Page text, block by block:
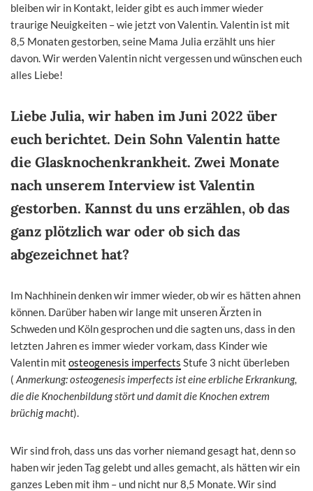
bleiben wir in Kontakt, leider gibt es auch immer wieder
traurige Neuigkeiten – wie jetzt von Valentin. Valentin ist mit
8,5 Monaten gestorben, seine Mama Julia erzählt uns hier
davon. Wir werden Valentin nicht vergessen und wünschen euch
alles Liebe!
Liebe Julia, wir haben im Juni 2022 über
euch berichtet. Dein Sohn Valentin hatte
die Glasknochenkrankheit. Zwei Monate
nach unserem Interview ist Valentin
gestorben. Kannst du uns erzählen, ob das
ganz plötzlich war oder ob sich das
abgezeichnet hat?
Im Nachhinein denken wir immer wieder, ob wir es hätten ahnen
können. Darüber haben wir lange mit unseren Ärzten in
Schweden und Köln gesprochen und die sagten uns, dass in den
letzten Jahren es immer wieder vorkam, dass Kinder wie
Valentin mit osteogenesis imperfects Stufe 3 nicht überleben
( Anmerkung: osteogenesis imperfects ist eine erbliche Erkrankung,
die die Knochenbildung stört und damit die Knochen extrem
brüchig macht).
Wir sind froh, dass uns das vorher niemand gesagt hat, denn so
haben wir jeden Tag gelebt und alles gemacht, als hätten wir ein
ganzes Leben mit ihm – und nicht nur 8,5 Monate. Wir sind